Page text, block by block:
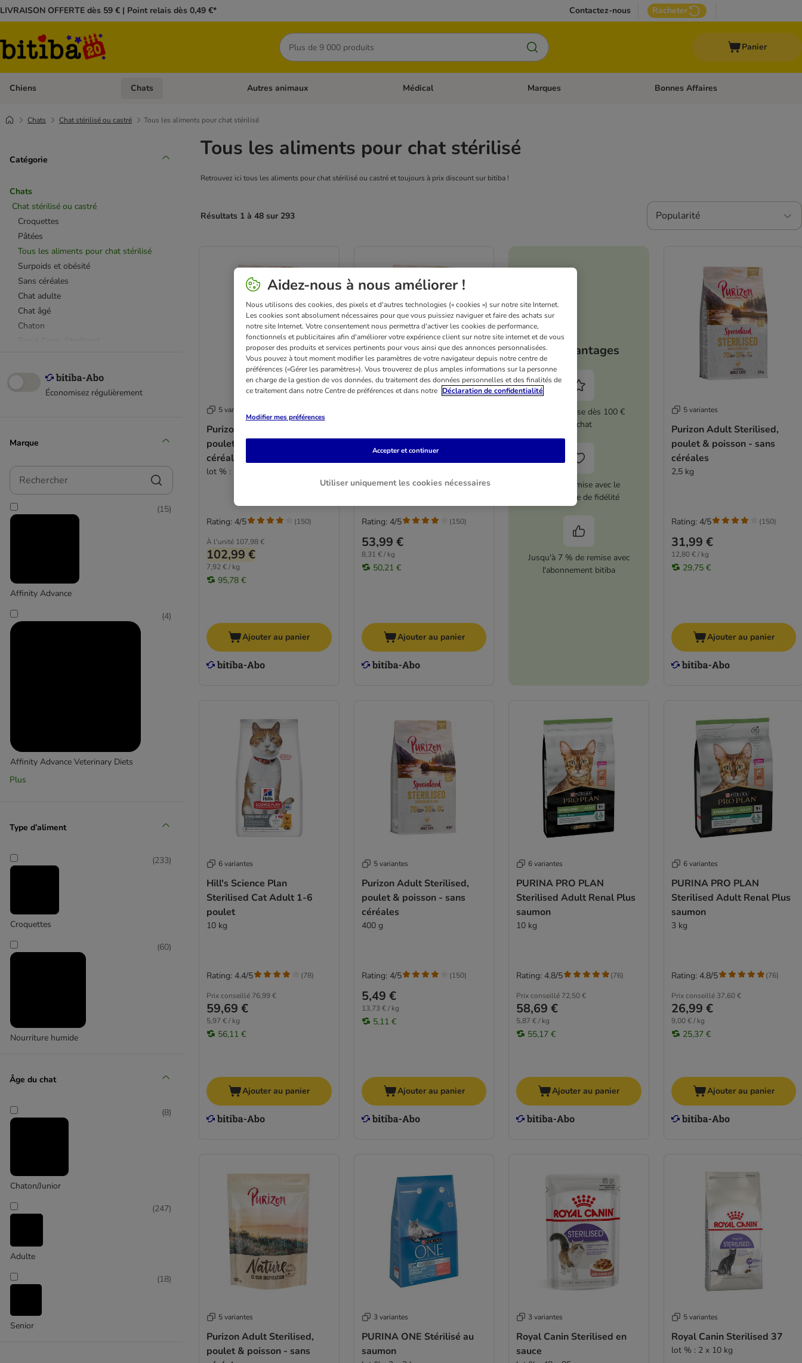
LIVRAISON OFFERTE dès 59 € | Point relais dès 0,49 €* Contactez-nous Racheter
Rechercher
Panier
Chiens Dérouler les catégories: Chiens
Chats Dérouler les catégories: Chats
Autres animaux Dérouler les catégories: Autres animaux
Médical Dérouler les catégories: Médical
Marques Dérouler les catégories: Marques
Bonnes Affaires
Chats Chat stérilisé ou castré Tous les aliments pour chat stérilisé
Catégorie
Chats
Chat stérilisé ou castré
Croquettes
Pâtées
Tous les aliments pour chat stérilisé
Surpoids et obésité
Sans céréales
Chat adulte
Chat âgé
Chaton
PRO PLAN Sterilised
Économisez régulièrement
Marque
Rechercher
Affinity Advance
(15)
Affinity Advance Veterinary Diets
(4)
Affinity Brekkies
Carnilove
(2)
Plus
Type d’aliment
Croquettes
(233)
Nourriture humide
(60)
Âge du chat
Chaton/Junior
(8)
Adulte
(247)
Senior
(18)
Tous les aliments pour chat stérilisé
Retrouvez ici tous les aliments pour chat stérilisé ou castré et toujours à prix discount sur bitiba !
Résultats 1 à 48 sur 293 Popularité
5 variantes
Purizon Adult Sterilised,
poulet & poisson - sans
céréales
lot % : 2 x 6,5 kg
À l'unité 107,98 €
102,99 €
7,92 € / kg
95,78 €
Rating: 4/5 (150)
Ajouter au panier
céréales
53,99 €
8,31 € / kg
50,21 €
Rating: 4/5 (150)
Ajouter au panier
Vos avantages
5 % de remise dès 100 €
d'achat
12 € de remise avec le
programme de fidélité
Jusqu'à 7 % de remise avec
l'abonnement bitiba
5 variantes
Purizon Adult Sterilised,
poulet & poisson - sans
céréales
2,5 kg
31,99 €
12,80 € / kg
29,75 €
Rating: 4/5 (150)
Ajouter au panier
6 variantes
Hill's Science Plan
Sterilised Cat Adult 1-6
poulet
10 kg
Prix conseillé 76,99 €
59,69 €
5,97 € / kg
56,11 €
Rating: 4.4/5 (78)
Ajouter au panier
5 variantes
Purizon Adult Sterilised,
poulet & poisson - sans
céréales
400 g
5,49 €
13,73 € / kg
5,11 €
Rating: 4/5 (150)
Ajouter au panier
6 variantes
PURINA PRO PLAN
Sterilised Adult Renal Plus
saumon
10 kg
Prix conseillé 72,50 €
58,69 €
5,87 € / kg
55,17 €
Rating: 4.8/5 (76)
Ajouter au panier
6 variantes
PURINA PRO PLAN
Sterilised Adult Renal Plus
saumon
3 kg
Prix conseillé 37,60 €
26,99 €
9,00 € / kg
25,37 €
Rating: 4.8/5 (76)
Ajouter au panier
5 variantes
Purizon Adult Sterilised,
poulet & poisson - sans
3 variantes
PURINA ONE Stérilisé au
saumon
3 variantes
Royal Canin Sterilised en
sauce
5 variantes
Royal Canin Sterilised 37
lot % : 2 x 10 kg
Aidez-nous à nous améliorer !
Nous utilisons des cookies, des pixels et d'autres technologies (« cookies ») sur notre site Internet.
Les cookies sont absolument nécessaires pour que vous puissiez naviguer et faire des achats sur
notre site Internet. Votre consentement nous permettra d'activer les cookies de performance,
fonctionnels et publicitaires afin d'améliorer votre expérience client sur notre site internet et de vous
proposer des produits et services pertinents pour vous ainsi que des annonces personnalisées.
Vous pouvez à tout moment modifier les paramètres de votre navigateur depuis notre centre de
préférences («Gérer les paramètres»). Vous trouverez de plus amples informations sur la personne
en charge de la gestion de vos données, du traitement des données personnelles et des finalités de
ce traitement dans notre Centre de préférences et dans notre Déclaration de confidentialité
Modifier mes préférences
Utiliser uniquement les cookies nécessaires
Accepter et continuer